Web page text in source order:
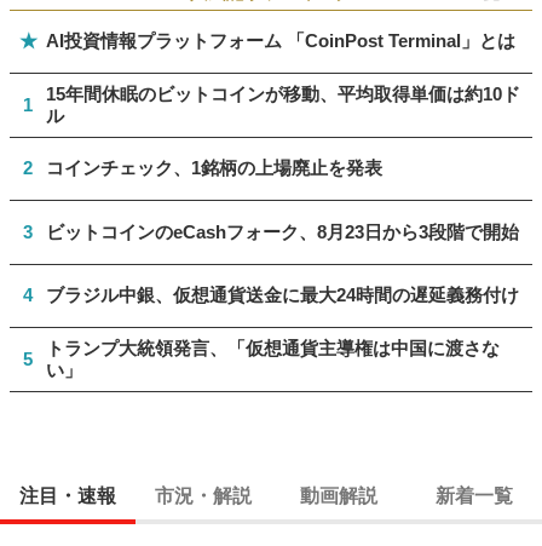
★ AI投資情報プラットフォーム 「CoinPost Terminal」とは
1
15年間休眠のビットコインが移動、平均取得単価は約10ド
ル
2 コインチェック、1銘柄の上場廃止を発表
3 ビットコインのeCashフォーク、8月23日から3段階で開始
4 ブラジル中銀、仮想通貨送金に最大24時間の遅延義務付け
5
トランプ大統領発言、「仮想通貨主導権は中国に渡さな
い」
注目・速報 市況・解説 動画解説 新着一覧